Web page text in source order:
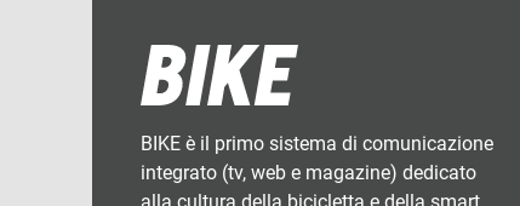
BIKE è il primo sistema di comunicazione
integrato (tv, web e magazine) dedicato